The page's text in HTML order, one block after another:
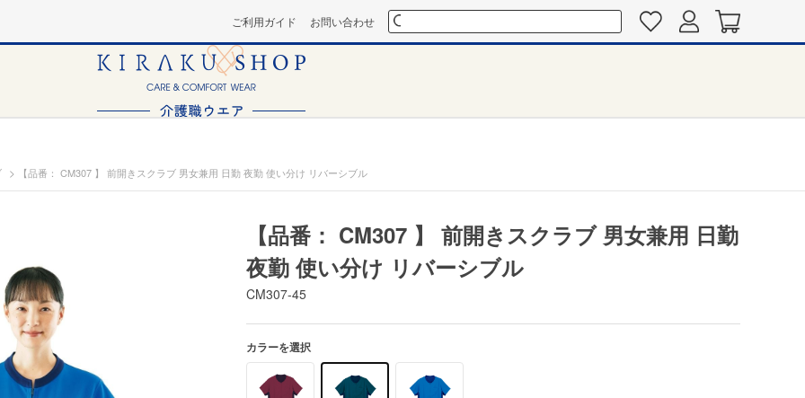
ご利用ガイド お問い合わせ
> 【品番： CM307 】 前開きスクラブ 男女兼用 日勤 夜勤 使い分け リバーシブル
【品番： CM307 】 前開きスクラブ 男女兼用 日勤
夜勤 使い分け リバーシブル
CM307-45
カラーを選択